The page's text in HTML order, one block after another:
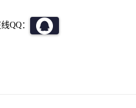
QQ：